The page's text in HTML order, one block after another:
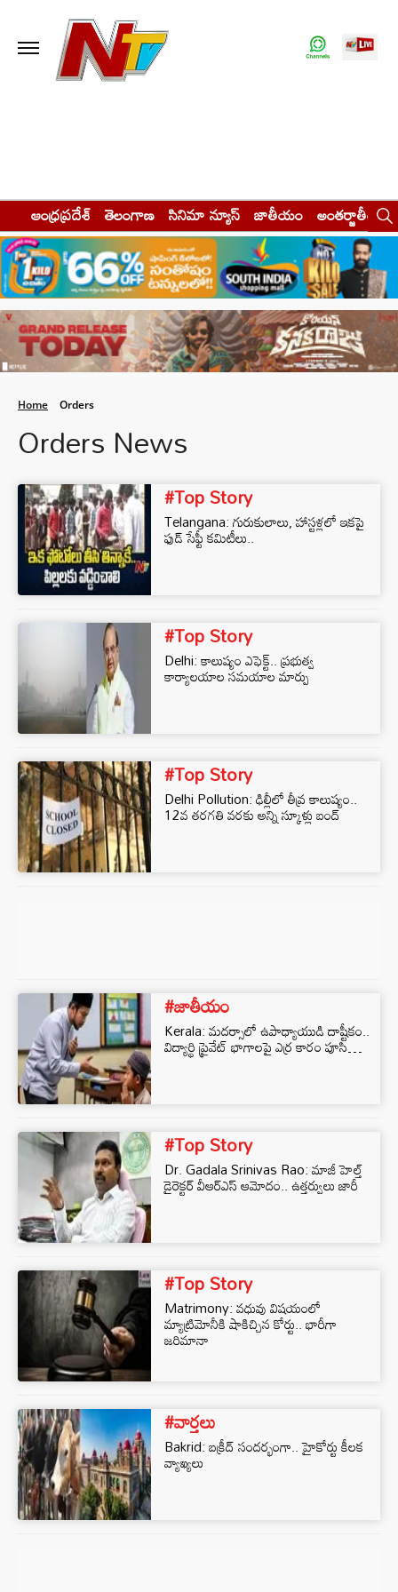
ఆంధ్రప్రదేశ్ తెలంగాణ సినిమా న్యూస్ జాతీయం అంతర్జాతీయం
Home Orders
Orders News
#Top Story
Telangana: గురుకులాలు, హాస్టళ్లలో ఇకపై
ఫుడ్‌ సేఫ్టీ కమిటీలు..
#Top Story
Delhi: కాలుష్యం ఎఫెక్ట్.. ప్రభుత్వ
కార్యాలయాల సమయాల మార్పు
#Top Story
Delhi Pollution: ఢిల్లీలో తీవ్ర కాలుష్యం..
12వ తరగతి వరకు అన్ని స్కూళ్లు బంద్
#జాతీయం
Kerala: మదర్సాలో ఉపాధ్యాయుడి దాష్టీకం..
విద్యార్థి ప్రైవేట్ భాగాలపై ఎర్ర కారం పూసి…
#Top Story
Dr. Gadala Srinivas Rao: మాజీ హెల్త్
డైరెక్టర్ వీఆర్ఎస్‌ ఆమోదం.. ఉత్తర్వులు జారీ
#Top Story
Matrimony: వధువు విషయంలో
మ్యాట్రిమోనీకి షాకిచ్చిన కోర్టు.. భారీగా
జరిమానా
#వార్తలు
Bakrid: బక్రీద్ సందర్భంగా.. హైకోర్టు కీలక
వ్యాఖ్యలు